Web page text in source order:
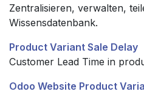
Zentralisieren, verwalten,
Wissensdatenbank.
Product Variant Sale Delay
Customer Lead Time in
Odoo Website Product